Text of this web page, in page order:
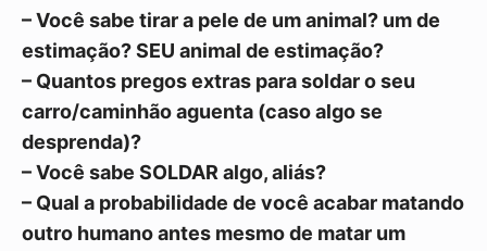
– Você sabe tirar a pele de um animal? um de
estimação? SEU animal de estimação?
– Quantos pregos extras para soldar o seu
carro/caminhão aguenta (caso algo se
desprenda)?
– Você sabe SOLDAR algo, aliás?
– Qual a probabilidade de você acabar matando
outro humano antes mesmo de matar um